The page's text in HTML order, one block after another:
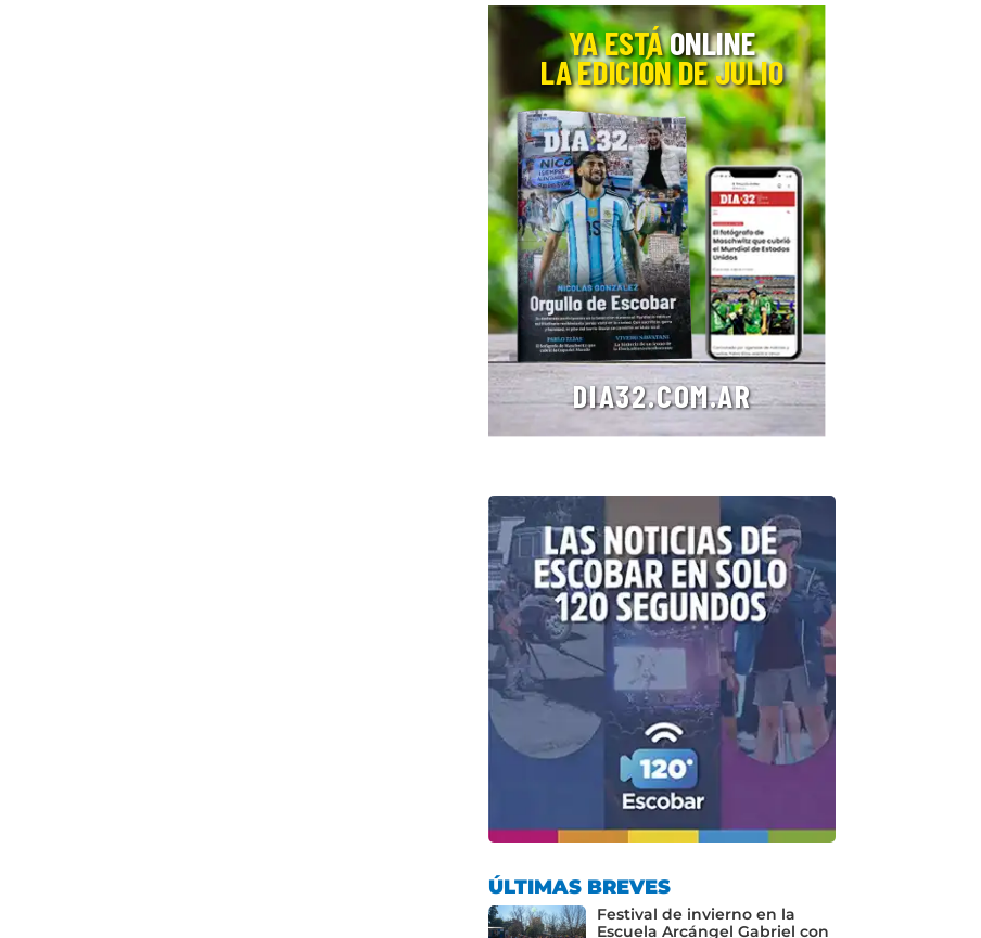
ÚLTIMAS BREVES
Festival de invierno en la
Escuela Arcángel Gabriel con